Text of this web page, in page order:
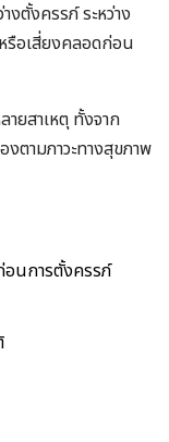
งตั้งครรภ์ ระหว่าง
รือเสี่ยงคลอดก่อน
ายสาเหตุ ทั้งจาก
ตามภาวะทางสุขภาพ
อนการตั้งครรภ์